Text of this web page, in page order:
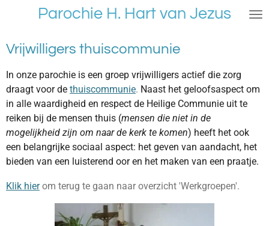
naar
de
hoofdinhoud
Parochie H. Hart van Jezus
Vrijwilligers thuiscommunie
In onze parochie is een groep vrijwilligers actief die zorg
draagt voor de thuiscommunie. Naast het geloofsaspect om
in alle waardigheid en respect de Heilige Communie uit te
reiken bij de mensen thuis (mensen die niet in de
mogelijkheid zijn om naar de kerk te komen) heeft het ook
een belangrijke sociaal aspect: het geven van aandacht, het
bieden van een luisterend oor en het maken van een praatje.
Klik hierom terug te gaan naar overzicht 'Werkgroepen'.